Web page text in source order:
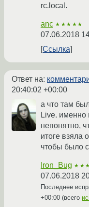
rc.local.
anc ★★★★★
07.06.2018
Ссылка
Ответ на:
20:40:02 +00:00
а что там
Live. именно
непонятно,
итоге взяла
чтобы было
Iron_Bug
07.06.2018
Последнее
+00:00 (всего